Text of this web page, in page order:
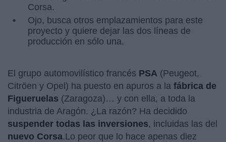
Corsa.
Ojo, busca otros emplazamientos para este
proyecto y quiere dejar las dos líneas de
producción en sólo una.
El grupo automovilístico francés PSA (Peugeot,
Citröen y Opel) ha puesto en apuros a la fábrica de
Figueruelas (Zaragoza)… y con ella, a toda la
industria de Aragón. ¿La razón? Ha decidido
suspender todas las inversiones, incluidas las del
nuevo Corsa.Lo peor que lo hace apenas diez